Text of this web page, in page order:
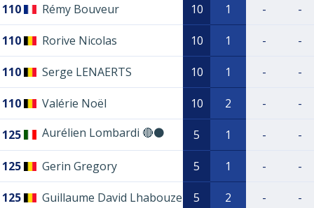
110 Rémy Bouveur 10 1 - -
110 Rorive Nicolas 10 1 - -
110 Serge LENAERTS 10 1 - -
110 Valérie Noël 10 2 - -
125 Aurélien Lombardi 🔴⚫ 5 1 - -
125 Gerin Gregory 5 1 - -
125 Guillaume David Lhabouze 5 2 - -